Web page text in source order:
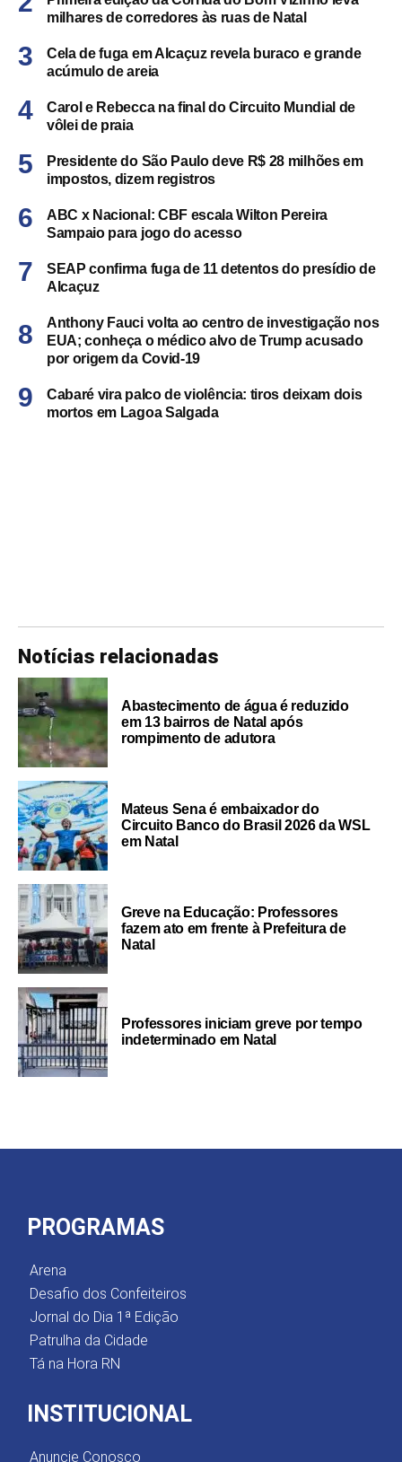
milhares de corredores às ruas de Natal
Cela de fuga em Alcaçuz revela buraco e grande
acúmulo de areia
Carol e Rebecca na final do Circuito Mundial de
vôlei de praia
Presidente do São Paulo deve R$ 28 milhões em
impostos, dizem registros
ABC x Nacional: CBF escala Wilton Pereira
Sampaio para jogo do acesso
SEAP confirma fuga de 11 detentos do presídio de
Alcaçuz
Anthony Fauci volta ao centro de investigação nos
EUA; conheça o médico alvo de Trump acusado
por origem da Covid-19
Cabaré vira palco de violência: tiros deixam dois
mortos em Lagoa Salgada
Notícias relacionadas
Abastecimento de água é reduzido
em 13 bairros de Natal após
rompimento de adutora
Mateus Sena é embaixador do
Circuito Banco do Brasil 2026 da WSL
em Natal
Greve na Educação: Professores
fazem ato em frente à Prefeitura de
Natal
Professores iniciam greve por tempo
indeterminado em Natal
PROGRAMAS
Arena
Desafio dos Confeiteiros
Jornal do Dia 1ª Edição
Patrulha da Cidade
Tá na Hora RN
INSTITUCIONAL
Anuncie Conosco